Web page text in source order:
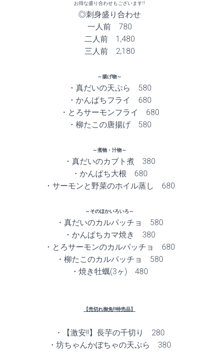
お得な盛り合わせもございます!!
◎刺身盛り合わせ
一人前 780
二人前 1,480
三人前 2,180
～揚げ物～
・真だいの天ぷら 580
・かんぱちフライ 680
・とろサーモンフライ 680
・柳たこの唐揚げ 580
～煮物・汁物～
・真だいのカブト煮 380
・かんぱち大根 680
・サーモンと野菜のホイル蒸し 680
～そのほかいろいろ～
・真だいのカルパッチョ 580
・かんぱちカマ焼き 380
・とろサーモンのカルパッチョ 680
・柳たこのカルパッチョ 580
・焼き牡蠣(3ヶ) 480
【売切れ御免!!特売品】
・【激安!!】長芋の千切り 280
・坊ちゃんかぼちゃの天ぷら 380